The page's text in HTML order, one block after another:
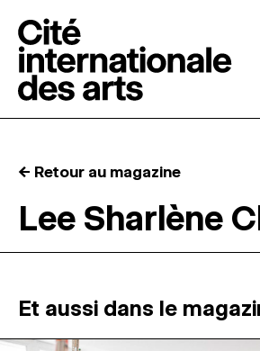
RÉSIDENCES ↓
ATELIERS OUVERTS
← Retour au magazine
Lee Sharlène
Et aussi dans le